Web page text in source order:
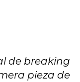
de breaking
pieza de